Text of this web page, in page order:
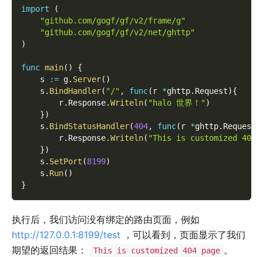
import
(
"github.com/gogf/gf/v2/frame/g"
"github.com/gogf/gf/v2/net/ghttp"
)
func main( )
{
    s
:= g. Server( )
    s
. BindHandler( "/" , func( r *ghttp. Request){
        r
. Response.Writeln( "halo 世界！")
})
    s
. BindStatusHandler(404, func( r *ghttp. Request
        r
. Response.Writeln( "This is customized 404
})
    s
. SetPort (8199)
    s
. Run( )
}
执行后，我们访问没有绑定的路由页面，例如
http://127.0.0.1:8199/test ，可以看到，页面显示了我们
期望的返回结果：
This is customized 404 page 。